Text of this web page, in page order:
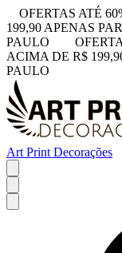
OFERTAS ATÉ
199,90 APENAS
PAULO
ACIMA DE R$
PAULO
Art Print Decorações